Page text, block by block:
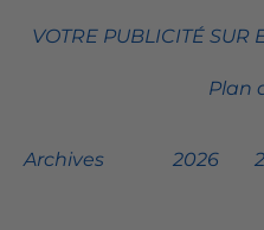
VOTRE PUBLICITÉ SUR
Plan
Archives 2026